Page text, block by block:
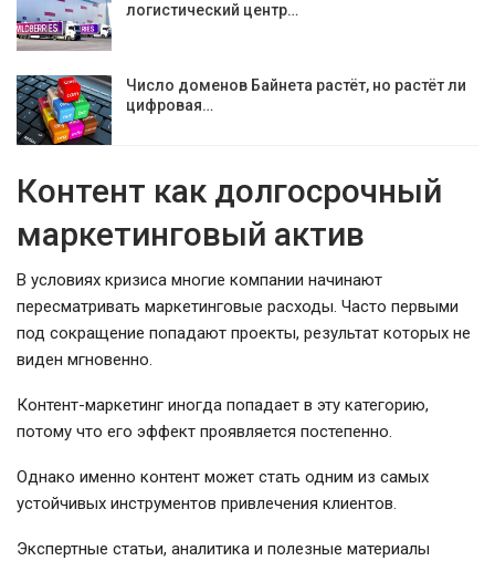
логистический центр…
Число доменов Байнета растёт, но растёт ли
цифровая…
Контент как долгосрочный
маркетинговый актив
В условиях кризиса многие компании начинают
пересматривать маркетинговые расходы. Часто первыми
под сокращение попадают проекты, результат которых не
виден мгновенно.
Контент-маркетинг иногда попадает в эту категорию,
потому что его эффект проявляется постепенно.
Однако именно контент может стать одним из самых
устойчивых инструментов привлечения клиентов.
Экспертные статьи, аналитика и полезные материалы